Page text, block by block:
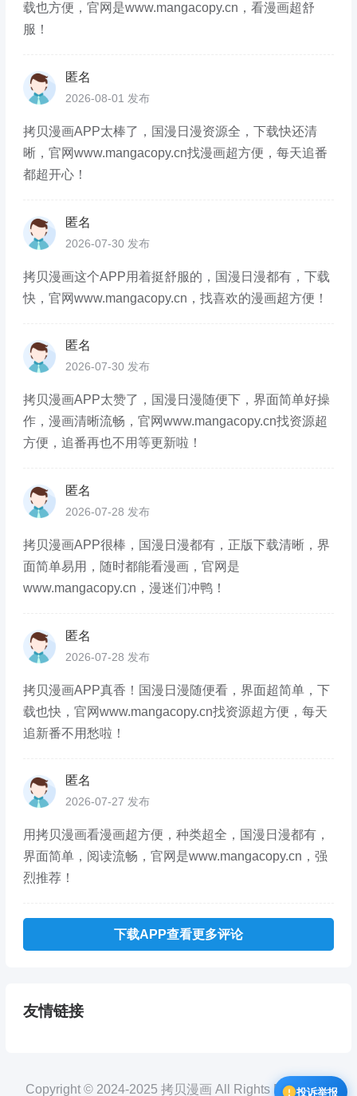
载也方便，官网是www.mangacopy.cn，看漫画超舒
服！
匿名
2026-08-01 发布
拷贝漫画APP太棒了，国漫日漫资源全，下载快还清
晰，官网www.mangacopy.cn找漫画超方便，每天追番
都超开心！
匿名
2026-07-30 发布
拷贝漫画这个APP用着挺舒服的，国漫日漫都有，下载
快，官网www.mangacopy.cn，找喜欢的漫画超方便！
匿名
2026-07-30 发布
拷贝漫画APP太赞了，国漫日漫随便下，界面简单好操
作，漫画清晰流畅，官网www.mangacopy.cn找资源超
方便，追番再也不用等更新啦！
匿名
2026-07-28 发布
拷贝漫画APP很棒，国漫日漫都有，正版下载清晰，界
面简单易用，随时都能看漫画，官网是
www.mangacopy.cn，漫迷们冲鸭！
匿名
2026-07-28 发布
拷贝漫画APP真香！国漫日漫随便看，界面超简单，下
载也快，官网www.mangacopy.cn找资源超方便，每天
追新番不用愁啦！
匿名
2026-07-27 发布
用拷贝漫画看漫画超方便，种类超全，国漫日漫都有，
界面简单，阅读流畅，官网是www.mangacopy.cn，强
烈推荐！
下载APP查看更多评论
友情链接
Copyright © 2024-2025 拷贝漫画 All Rights Reserved.
投诉举报